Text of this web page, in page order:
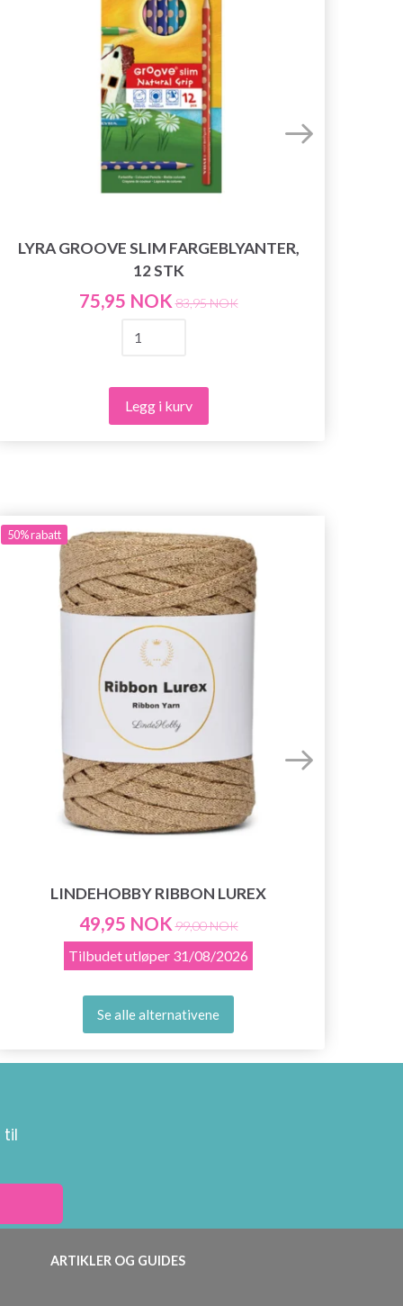
LYRA GROOVE SLIM FARGEBLYANTER,
12 STK
75,95 NOK 83,95 NOK
Legg i kurv
50%rabatt
LINDEHOBBY RIBBON LUREX
49,95 NOK 99,00 NOK
Tilbudet utløper 31/08/2026
Se alle alternativene
til
ARTIKLER OG GUIDES